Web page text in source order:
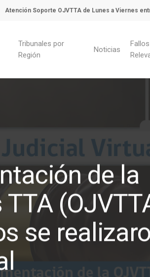
Atención Soporte OJVTTA de Lunes a Viernes
Tribunales por
Región
Noticias
Fallos
de la
se